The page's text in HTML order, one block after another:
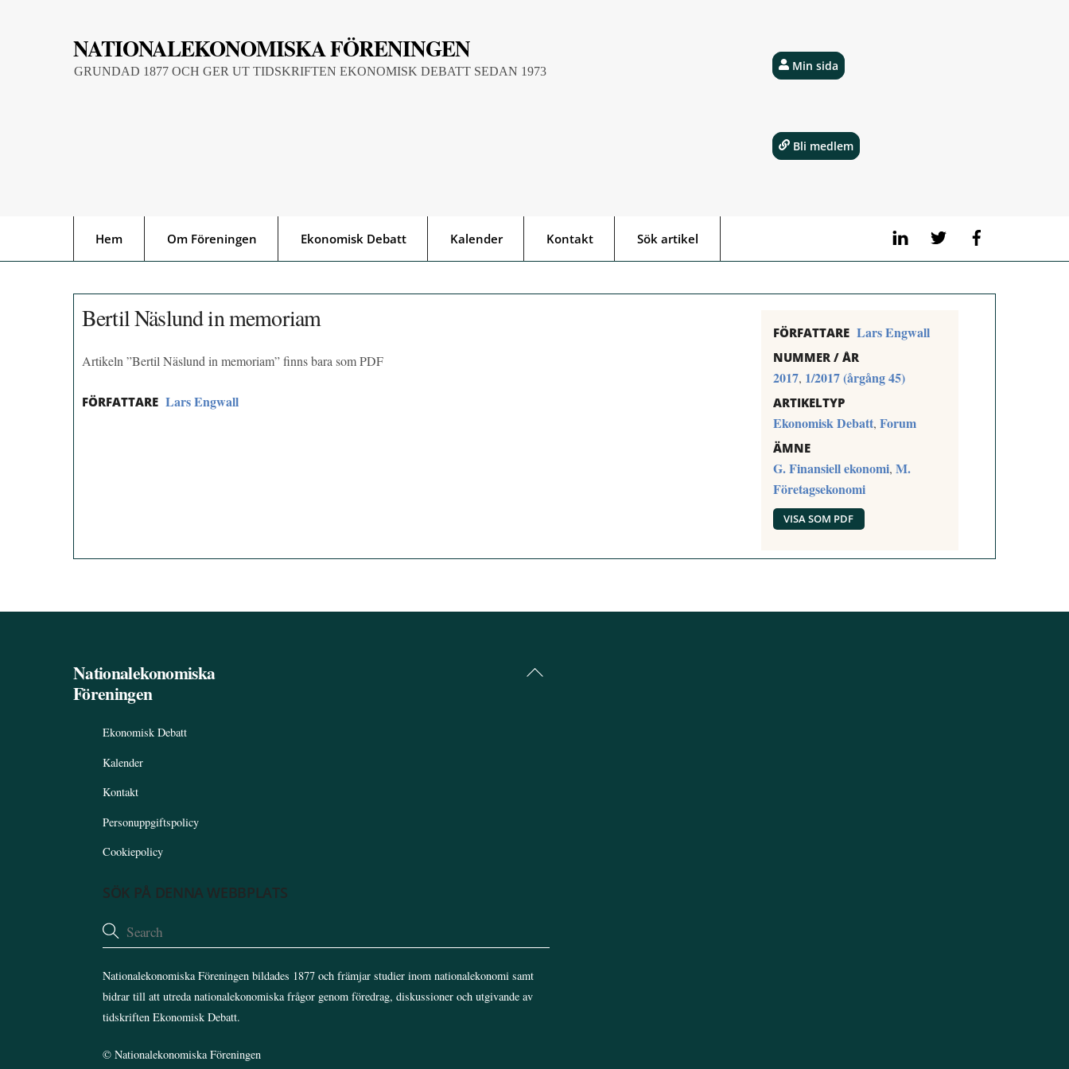
NATIONALEKONOMISKA FÖRENINGEN
GRUNDAD 1877 OCH GER UT TIDSKRIFTEN EKONOMISK DEBATT SEDAN 1973
LinkedIn Twitter
Hem Om Föreningen Ekonomisk Debatt Kalender Kontakt Sök artikel
Min sida
Bli medlem
Bertil Näslund in memoriam
Artikeln ”Bertil Näslund in memoriam” finns bara som PDF
FÖRFATTARE Lars Engwall
FÖRFATTARE Lars Engwall
NUMMER / ÅR
2017, 1/2017 (årgång 45)
ARTIKELTYP
Ekonomisk Debatt, Forum
ÄMNE
G. Finansiell ekonomi, M.
Företagsekonomi
VISA SOM PDF
Back
Nationalekonomiska
Föreningen
Ekonomisk Debatt
Kalender
Kontakt
Personuppgiftspolicy
Cookiepolicy
SÖK PÅ DENNA WEBBPLATS
Nationalekonomiska Föreningen bildades 1877 och främjar studier inom nationalekonomi samt
bidrar till att utreda nationalekonomiska frågor genom föredrag, diskussioner och utgivande av
tidskriften Ekonomisk Debatt.
©Nationalekonomiska Föreningen